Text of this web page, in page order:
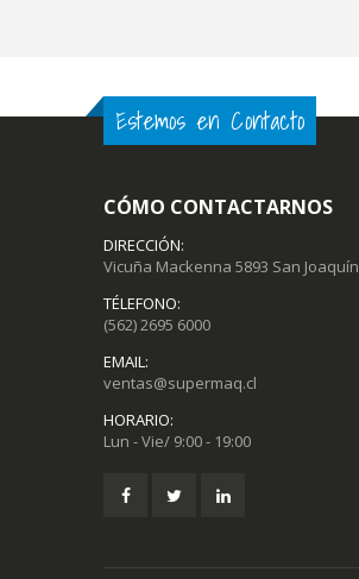
Estemos en Contacto
CÓMO CONTACTARNOS
DIRECCIÓN:
Vicuña Mackenna 5893 San Joaquín
TÉLEFONO:
(562) 2695 6000
EMAIL:
ventas@supermaq.cl
HORARIO:
Lun - Vie/ 9:00 - 19:00